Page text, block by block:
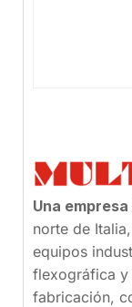
Una
norte de
equipos
flexográfica y
fabricación,